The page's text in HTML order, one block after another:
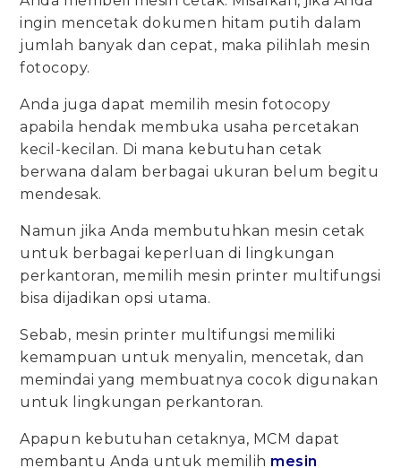
ingin mencetak dokumen hitam putih dalam
jumlah banyak dan cepat, maka pilihlah mesin
fotocopy.
Anda juga dapat memilih mesin fotocopy
apabila hendak membuka usaha percetakan
kecil-kecilan. Di mana kebutuhan cetak
berwana dalam berbagai ukuran belum begitu
mendesak.
Namun jika Anda membutuhkan mesin cetak
untuk berbagai keperluan di lingkungan
perkantoran, memilih mesin printer multifungsi
bisa dijadikan opsi utama.
Sebab, mesin printer multifungsi memiliki
kemampuan untuk menyalin, mencetak, dan
memindai yang membuatnya cocok digunakan
untuk lingkungan perkantoran.
Apapun kebutuhan cetaknya, MCM dapat
membantu Anda untuk memilih mesin